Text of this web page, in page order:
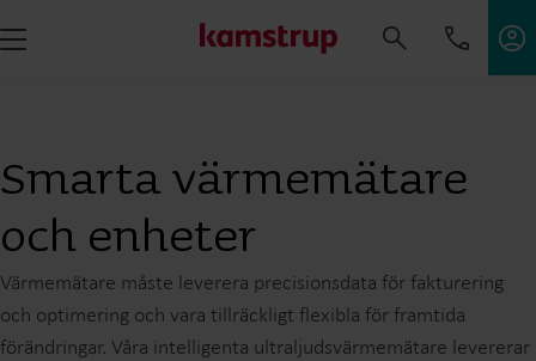
Smarta värmemätare
och enheter
Värmemätare måste leverera precisionsdata för fakturering
och optimering och vara tillräckligt flexibla för framtida
förändringar. Våra intelligenta ultraljudsvärmemätare levererar